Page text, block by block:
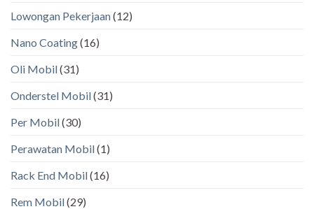
Lowongan Pekerjaan(12)
Nano Coating(16)
Oli Mobil(31)
Onderstel Mobil(31)
Per Mobil(30)
Perawatan Mobil(1)
Rack End Mobil(16)
Rem Mobil(29)